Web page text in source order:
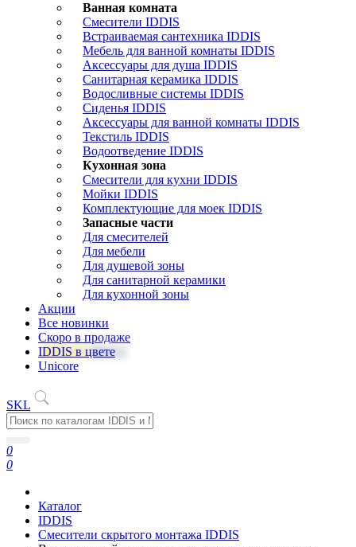
Ванная комната
Смесители IDDIS
Встраиваемая сантехника IDDIS
Мебель для ванной комнаты IDDIS
Аксессуары для душа IDDIS
Санитарная керамика IDDIS
Водосливные системы IDDIS
Сиденья IDDIS
Аксессуары для ванной комнаты IDDIS
Текстиль IDDIS
Водоотведение IDDIS
Кухонная зона
Смесители для кухни IDDIS
Мойки IDDIS
Комплектующие для моек IDDIS
Запасные части
Для смесителей
Для мебели
Для душевой зоны
Для санитарной керамики
Для кухонной зоны
Акции
Все новинки
Скоро в продаже
IDDIS в цвете
Unicore
SKL
0
0
Каталог
IDDIS
Смесители скрытого монтажа IDDIS